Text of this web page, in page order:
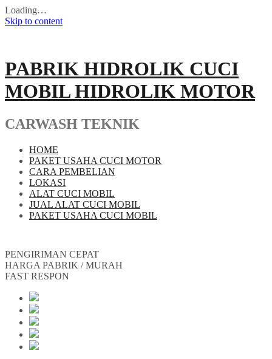
Loading…
Skip to content
PABRIK HIDROLIK CUCI
MOBIL HIDROLIK MOTOR
CARWASH TEKNIK
HOME
PAKET USAHA CUCI MOTOR
CARA PEMBELIAN
LOKASI
ALAT CUCI MOBIL
JUAL ALAT CUCI MOBIL
PAKET USAHA CUCI MOBIL
PENGIRIMAN CEPAT
HARGA PABRIK / MURAH
FAST RESPON